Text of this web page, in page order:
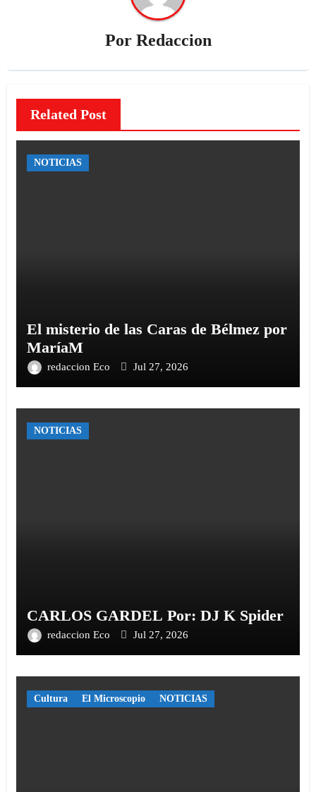
Por Redaccion
Related Post
NOTICIAS
El misterio de las Caras de Bélmez por
MaríaM
redaccion Eco Jul 27, 2026
NOTICIAS
CARLOS GARDEL Por: DJ K Spider
redaccion Eco Jul 27, 2026
Cultura El Microscopio NOTICIAS